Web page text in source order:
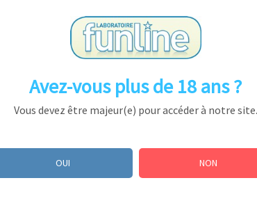
Avez-vous plus de 18 ans ?
Vous devez être majeur(e) pour accéder à notre site.
OUI NON
hydroalcooliques, parfums, huiles
il évite toutes coulures, et salissures.
poche se glisse facilement dans un sac,